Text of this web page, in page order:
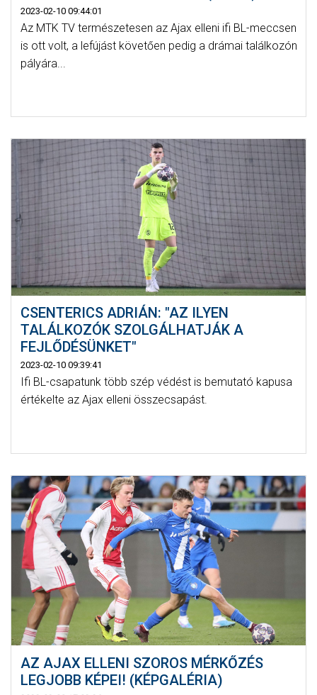
2023-02-10 09:44:01
Az MTK TV természetesen az Ajax elleni ifi BL-meccsen
is ott volt, a lefújást követően pedig a drámai találkozón
pályára...
CSENTERICS ADRIÁN: "AZ ILYEN
TALÁLKOZÓK SZOLGÁLHATJÁK A
FEJLŐDÉSÜNKET"
2023-02-10 09:39:41
Ifi BL-csapatunk több szép védést is bemutató kapusa
értékelte az Ajax elleni összecsapást.
AZ AJAX ELLENI SZOROS MÉRKŐZÉS
LEGJOBB KÉPEI! (KÉPGALÉRIA)